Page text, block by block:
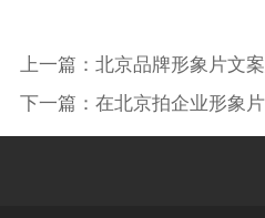
上一篇： 北京品牌形象片文
下一篇： 在北京拍企业形象